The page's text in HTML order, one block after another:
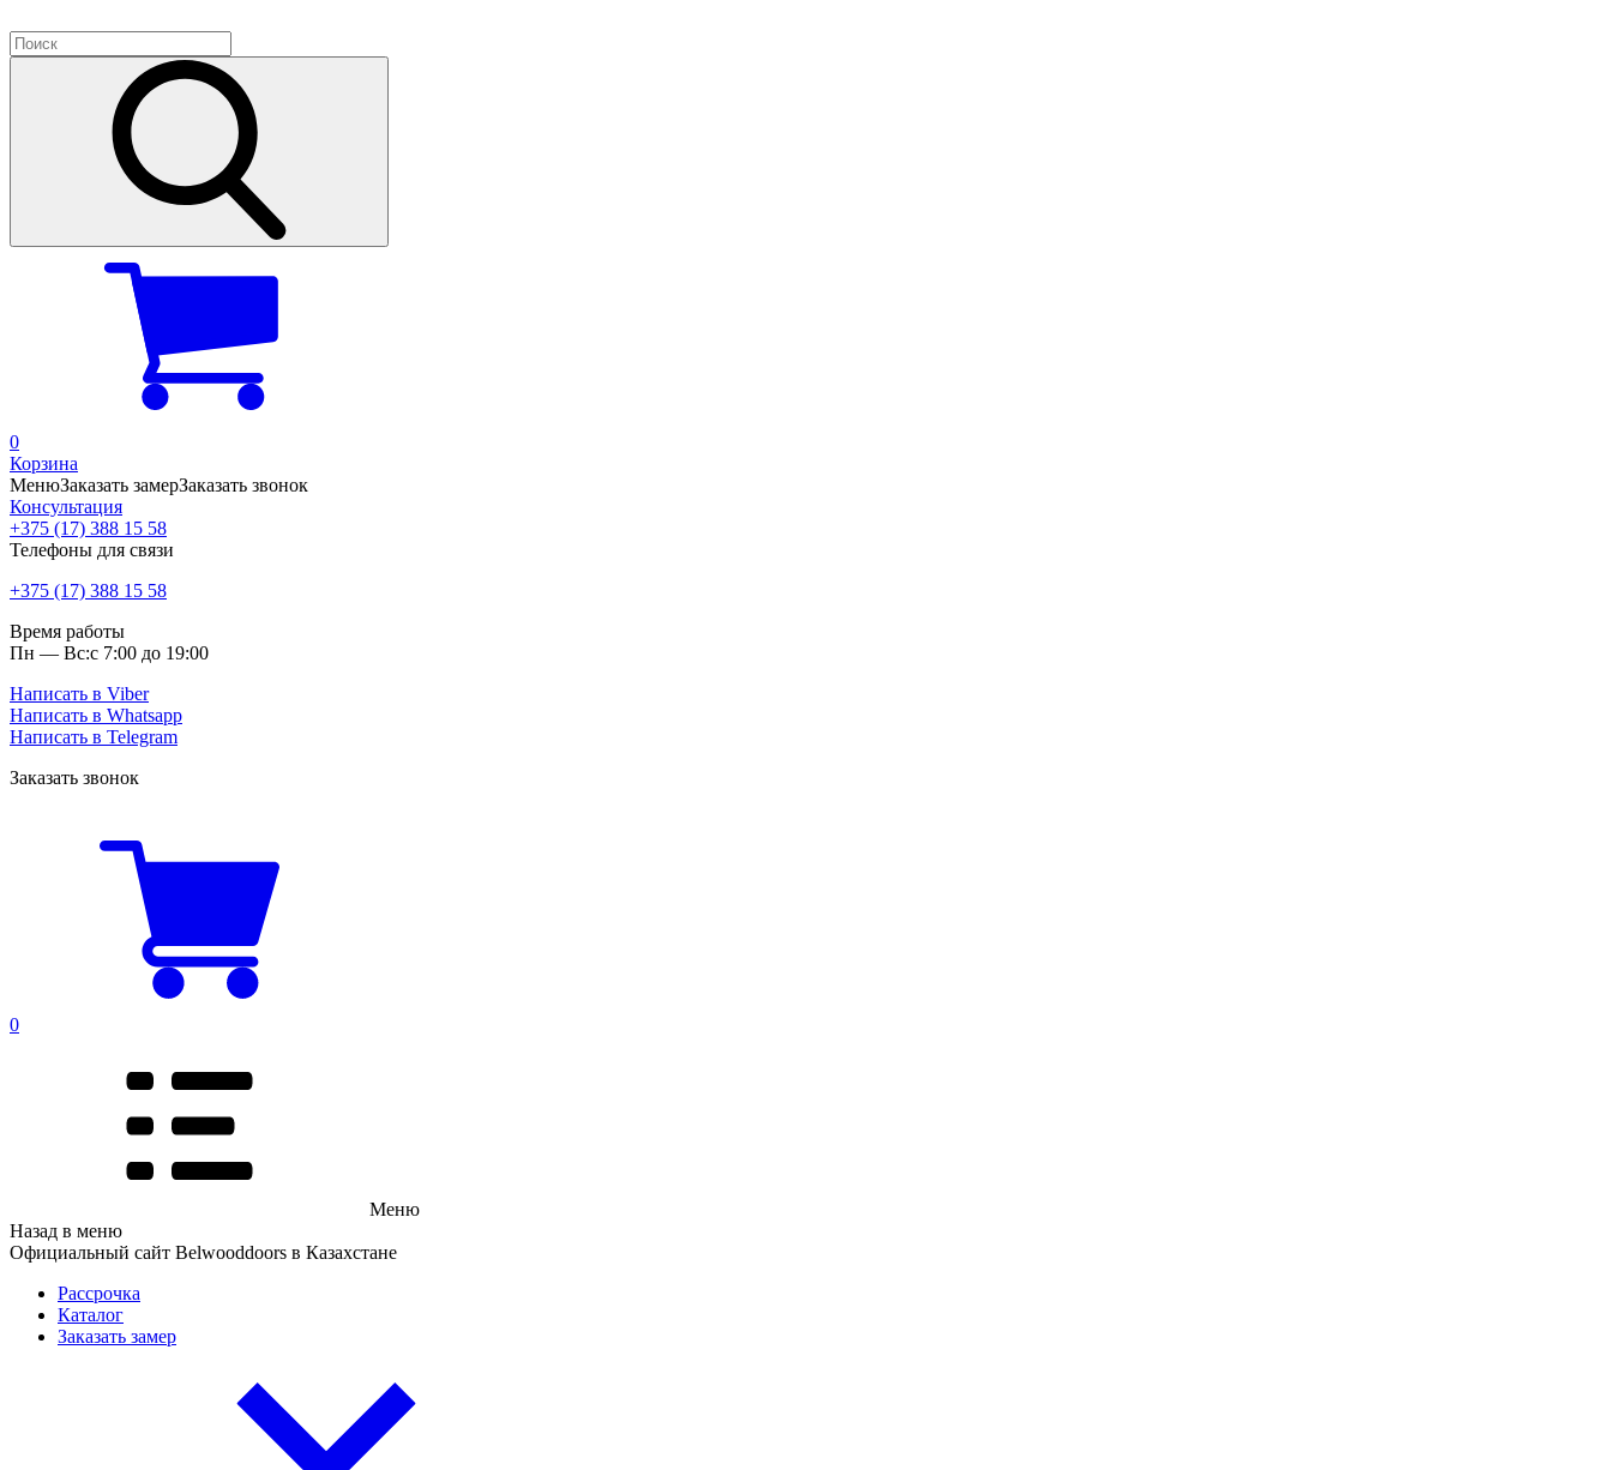
0
Корзина
МенюЗаказать замерЗаказать звонок
Консультация
+375 (17) 388 15 58
Телефоны для связи
+375 (17) 388 15 58
Время работы
Пн — Вс:с 7:00 до 19:00
Написать в Viber
Написать в Whatsapp
Написать в Telegram
Заказать звонок
0
Меню
Назад в меню
Официальный сайт Belwooddoors в Казахстане
Рассрочка
Каталог
Заказать замер